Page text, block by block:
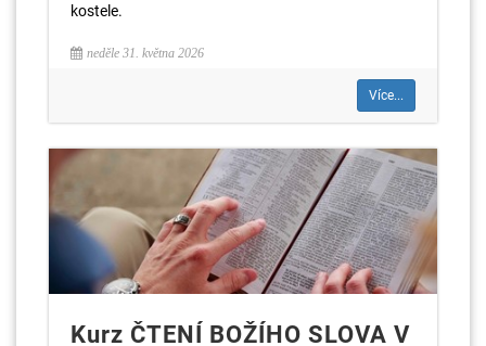
kostele.
neděle 31. května 2026
Více...
Kurz ČTENÍ BOŽÍHO SLOVA V